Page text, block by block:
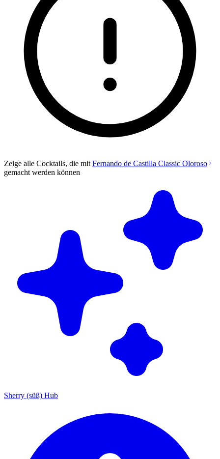
Zeige alle Cocktails, die mit Fernando de Castilla Classic Oloroso
gemacht werden können
Sherry (süß) Hub